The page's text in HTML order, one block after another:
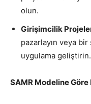
olun.
Girişimcilik
pazarlayın veya
uygulama geliştirin.
SAMR Modeline